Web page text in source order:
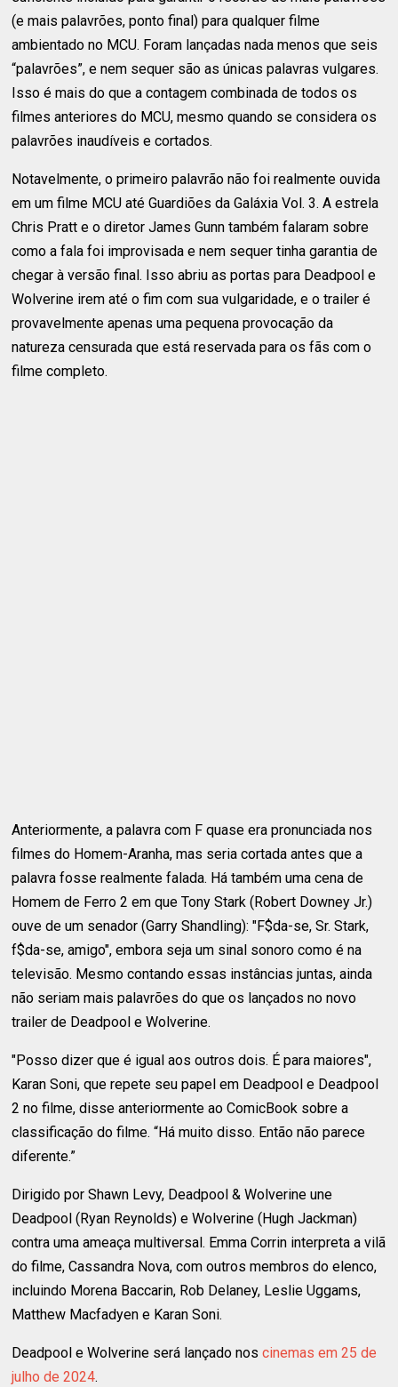
(e mais palavrões, ponto final) para qualquer filme
ambientado no MCU. Foram lançadas nada menos que seis
“palavrões”, e nem sequer são as únicas palavras vulgares.
Isso é mais do que a contagem combinada de todos os
filmes anteriores do MCU, mesmo quando se considera os
palavrões inaudíveis e cortados.
Notavelmente, o primeiro palavrão não foi realmente ouvida
em um filme MCU até Guardiões da Galáxia Vol. 3. A estrela
Chris Pratt e o diretor James Gunn também falaram sobre
como a fala foi improvisada e nem sequer tinha garantia de
chegar à versão final. Isso abriu as portas para Deadpool e
Wolverine irem até o fim com sua vulgaridade, e o trailer é
provavelmente apenas uma pequena provocação da
natureza censurada que está reservada para os fãs com o
filme completo.
Anteriormente, a palavra com F quase era pronunciada nos
filmes do Homem-Aranha, mas seria cortada antes que a
palavra fosse realmente falada. Há também uma cena de
Homem de Ferro 2 em que Tony Stark (Robert Downey Jr.)
ouve de um senador (Garry Shandling): "F$da-se, Sr. Stark,
f$da-se, amigo", embora seja um sinal sonoro como é na
televisão. Mesmo contando essas instâncias juntas, ainda
não seriam mais palavrões do que os lançados no novo
trailer de Deadpool e Wolverine.
"Posso dizer que é igual aos outros dois. É para maiores",
Karan Soni, que repete seu papel em Deadpool e Deadpool
2 no filme, disse anteriormente ao ComicBook sobre a
classificação do filme. “Há muito disso. Então não parece
diferente.”
Dirigido por Shawn Levy, Deadpool & Wolverine une
Deadpool (Ryan Reynolds) e Wolverine (Hugh Jackman)
contra uma ameaça multiversal. Emma Corrin interpreta a vilã
do filme, Cassandra Nova, com outros membros do elenco,
incluindo Morena Baccarin, Rob Delaney, Leslie Uggams,
Matthew Macfadyen e Karan Soni.
Deadpool e Wolverine será lançado noscinemas em 25 de
julho de 2024.